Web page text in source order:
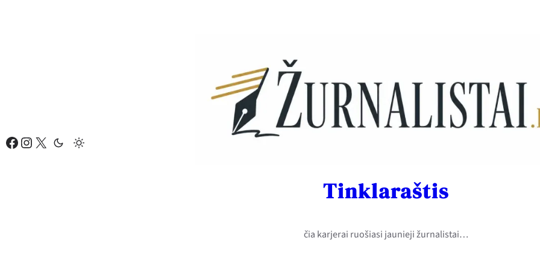
Facebook Instagram X
Tinklaraštis
čia karjerai ruošiasi jaunieji žurnalistai…